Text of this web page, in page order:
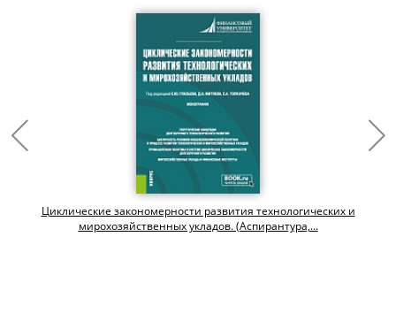
Циклические закономерности развития технологических и
мирохозяйственных укладов. (Аспирантура,...